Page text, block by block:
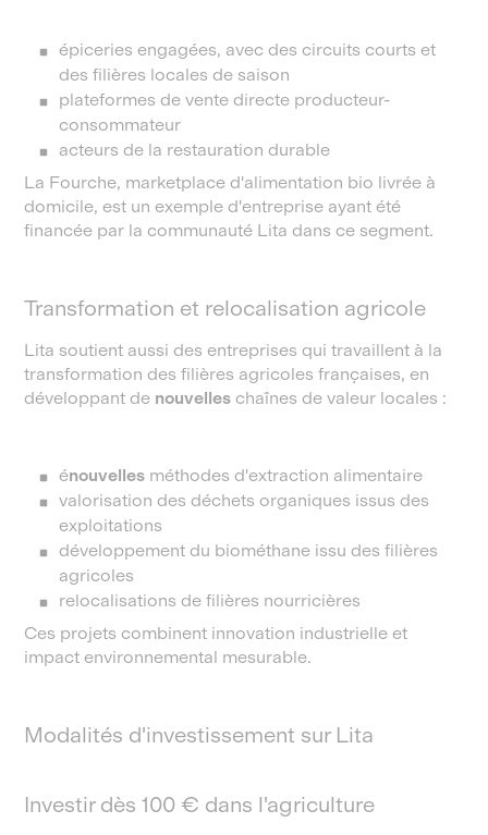
épiceries engagées, avec des circuits courts et
des filières locales de saison
plateformes de vente directe producteur-
consommateur
acteurs de la restauration durable
La Fourche, marketplace d'alimentation bio livrée à
domicile, est un exemple d'entreprise ayant été
financée par la communauté Lita dans ce segment.
Transformation et relocalisation agricole
Lita soutient aussi des entreprises qui travaillent à la
transformation des filières agricoles françaises, en
développant de nouvelles chaînes de valeur locales :
énouvelles méthodes d'extraction alimentaire
valorisation des déchets organiques issus des
exploitations
développement du biométhane issu des filières
agricoles
relocalisations de filières nourricières
Ces projets combinent innovation industrielle et
impact environnemental mesurable.
Modalités d'investissement sur Lita
Investir dès 100 € dans l'agriculture